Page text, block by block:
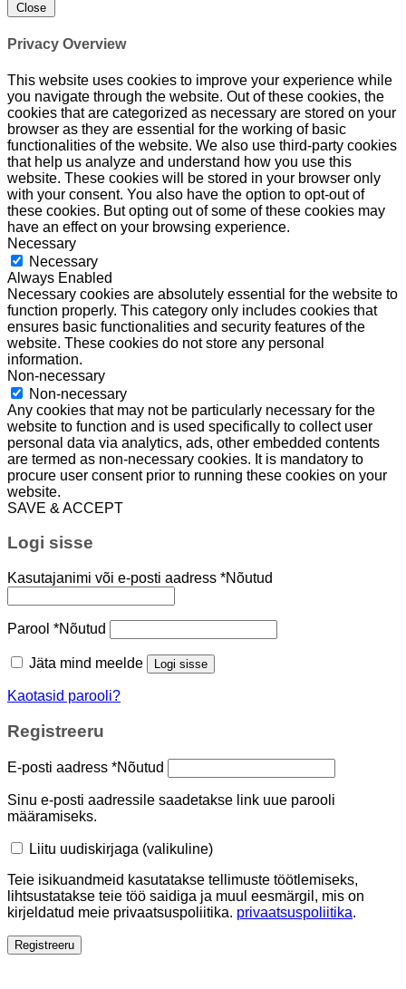
Close
Privacy Overview
This website uses cookies to improve your experience while
you navigate through the website. Out of these cookies, the
cookies that are categorized as necessary are stored on your
browser as they are essential for the working of basic
functionalities of the website. We also use third-party cookies
that help us analyze and understand how you use this
website. These cookies will be stored in your browser only
with your consent. You also have the option to opt-out of
these cookies. But opting out of some of these cookies may
have an effect on your browsing experience.
Necessary
Necessary
Always Enabled
Necessary cookies are absolutely essential for the website to
function properly. This category only includes cookies that
ensures basic functionalities and security features of the
website. These cookies do not store any personal
information.
Non-necessary
Non-necessary
Any cookies that may not be particularly necessary for the
website to function and is used specifically to collect user
personal data via analytics, ads, other embedded contents
are termed as non-necessary cookies. It is mandatory to
procure user consent prior to running these cookies on your
website.
SAVE & ACCEPT
Logi sisse
Kasutajanimi või e-posti aadress *Nõutud
Parool *Nõutud
Jäta mind meelde Logi sisse
Kaotasid parooli?
Registreeru
E-posti aadress *Nõutud
Sinu e-posti aadressile saadetakse link uue parooli
määramiseks.
Liitu uudiskirjaga (valikuline)
Teie isikuandmeid kasutatakse tellimuste töötlemiseks,
lihtsustatakse teie töö saidiga ja muul eesmärgil, mis on
kirjeldatud meie privaatsuspoliitika. privaatsuspoliitika.
Registreeru